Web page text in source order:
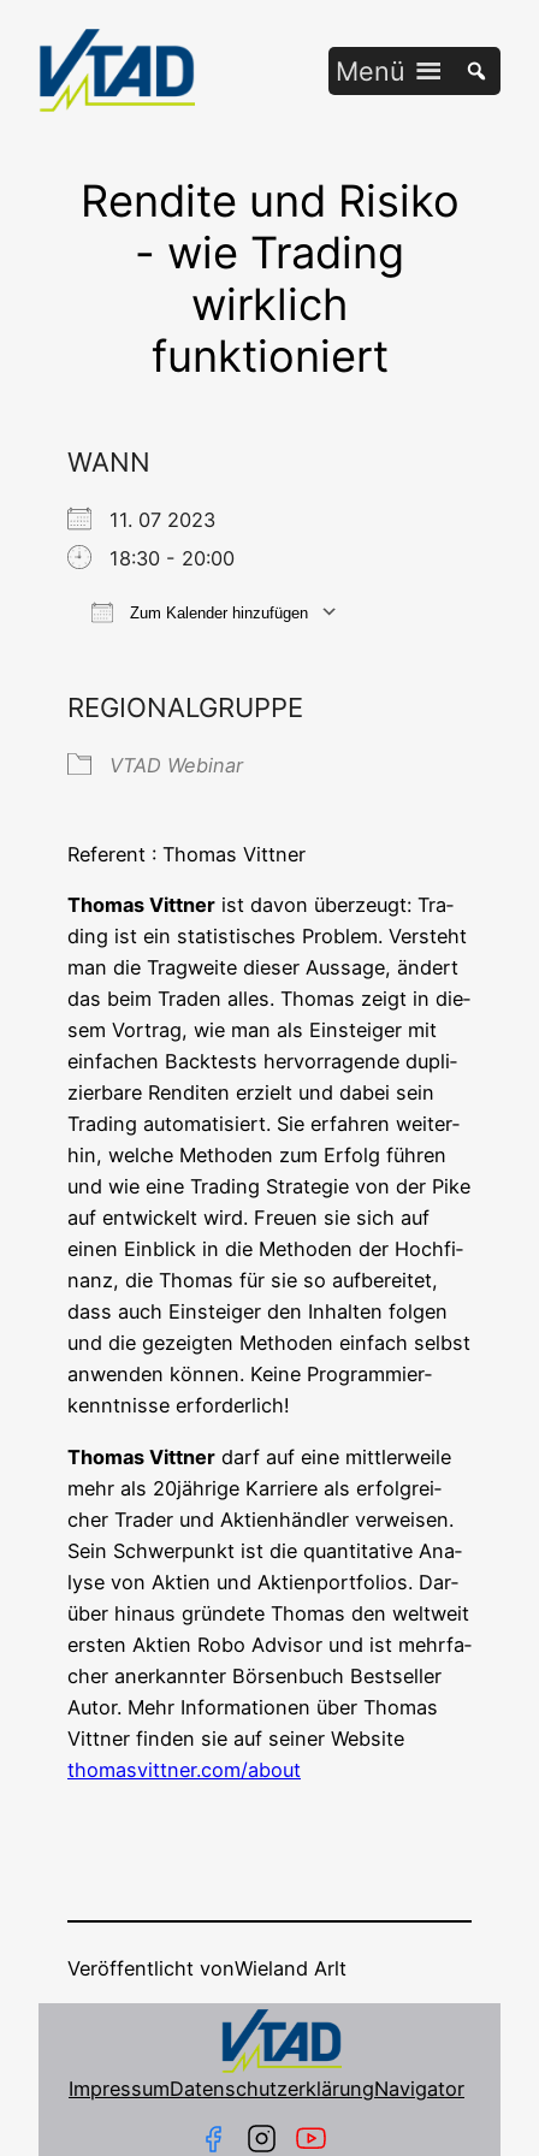
springen
Menü
Rendite und Risiko
- wie Trading
wirklich
funktioniert
WANN
11. 07 2023
18:30 - 20:00
Zum Kalender hinzufügen
REGIONALGRUPPE
VTAD Web­i­nar
Refe­rent : Tho­mas Vittner
Tho­mas Vitt­ner ist davon über­zeugt: Tra­
ding ist ein sta­tis­ti­sches Pro­blem. Ver­steht
man die Trag­wei­te die­ser Aus­sa­ge, ändert
das beim Traden alles. Tho­mas zeigt in die­
sem Vor­trag, wie man als Ein­stei­ger mit
ein­fa­chen Back­tests her­vor­ra­gen­de dupli­
zier­ba­re Ren­di­ten erzielt und dabei sein
Tra­ding auto­ma­ti­siert. Sie erfah­ren wei­ter­
hin, wel­che Metho­den zum Erfolg füh­ren
und wie eine Tra­ding Stra­te­gie von der Pike
auf ent­wi­ckelt wird. Freu­en sie sich auf
einen Ein­blick in die Metho­den der Hoch­fi­
nanz, die Tho­mas für sie so auf­be­rei­tet,
dass auch Ein­stei­ger den Inhal­ten fol­gen
und die gezeig­ten Metho­den ein­fach selbst
anwen­den kön­nen. Kei­ne Pro­gram­mier­
kennt­nis­se erforderlich!
Tho­mas Vitt­ner darf auf eine mitt­ler­wei­le
mehr als 20jährige Kar­rie­re als erfolg­rei­
cher Trader und Akti­en­händ­ler ver­wei­sen.
Sein Schwer­punkt ist die quan­ti­ta­ti­ve Ana­
ly­se von Akti­en und Akti­en­port­fo­li­os. Dar­
über hin­aus grün­de­te Tho­mas den welt­weit
ers­ten Akti­en Robo Advi­sor und ist mehr­fa­
cher aner­kann­ter Bör­sen­buch Best­sel­ler
Autor. Mehr Infor­ma­tio­nen über Tho­mas
Vitt­ner fin­den sie auf sei­ner Web­site
thomasvittner.com/about
Veröffentlicht vonWieland Arlt
ImpressumDatenschutzerklärungNavigator